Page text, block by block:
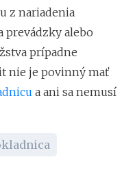
z nariadenia
alebo
prípadne
nie je povinný mať
a ani sa nemusí